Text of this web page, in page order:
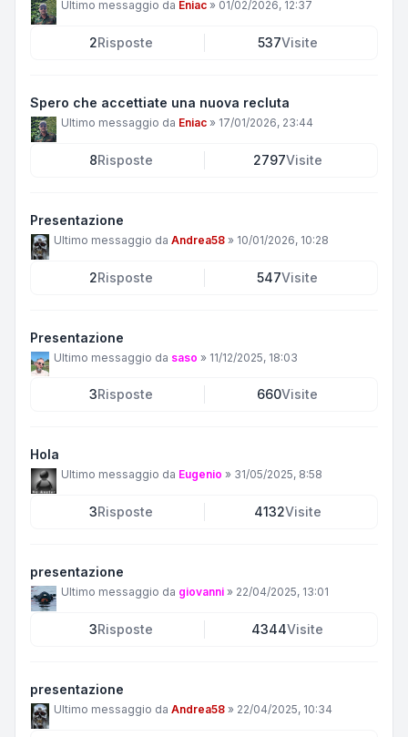
Ultimo messaggio da Eniac » 01/02/2026, 12:37
2Risposte 537Visite
Spero che accettiate una nuova recluta
Ultimo messaggio da Eniac » 17/01/2026, 23:44
8Risposte 2797Visite
Presentazione
Ultimo messaggio da Andrea58 » 10/01/2026, 10:28
2Risposte 547Visite
Presentazione
Ultimo messaggio da saso » 11/12/2025, 18:03
3Risposte 660Visite
Hola
Ultimo messaggio da Eugenio » 31/05/2025, 8:58
3Risposte 4132Visite
presentazione
Ultimo messaggio da giovanni » 22/04/2025, 13:01
3Risposte 4344Visite
presentazione
Ultimo messaggio da Andrea58 » 22/04/2025, 10:34